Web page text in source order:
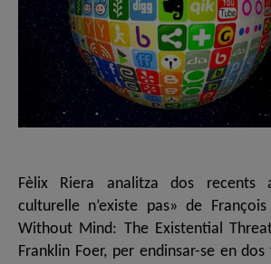
Fèlix Riera analitza dos recents
culturelle n’existe pas» de
Without Mind: The Existential
Franklin Foer, per endinsar-se en